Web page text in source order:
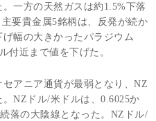
一方の天然ガスは約1.5%下落
要貴金属5銘柄は、反発が続か
幅の大きかったパラジウム
付近まで値を下げた。
アニア通貨が最弱となり、NZ
NZドル/米ドルは、0.6025か
落の大陰線となった。NZドル/